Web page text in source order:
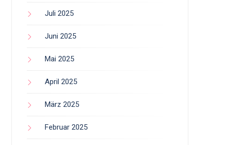
Juli 2025
Juni 2025
Mai 2025
April 2025
März 2025
Februar 2025